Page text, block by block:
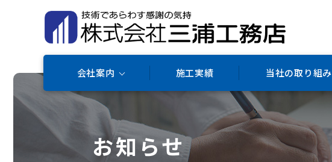
会社案内 施工実績 当社の取り組み
お知らせ